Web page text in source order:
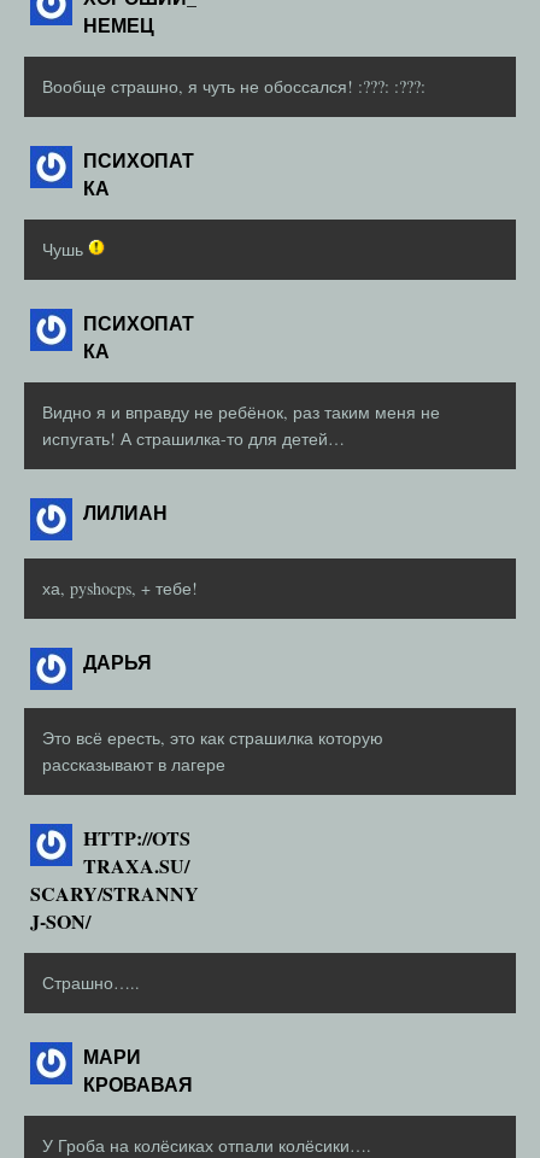
НЕМЕЦ
Вообще страшно, я чуть не обоссался! :???: :???:
ПСИХОПАТ
КА
Чушь
ПСИХОПАТ
КА
Видно я и вправду не ребёнок, раз таким меня не
испугать! А страшилка-то для детей…
ЛИЛИАН
ха, pyshocps, + тебе!
ДАРЬЯ
Это всё ересть, это как страшилка которую
рассказывают в лагере
HTTP://OTS
TRAXA.SU/
SCARY/STRANNY
J-SON/
Страшно…..
МАРИ
КРОВАВАЯ
У Гроба на колёсиках отпали колёсики….